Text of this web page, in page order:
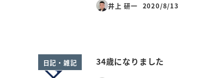
井上 研一
投稿日
2020/8/13
日記・雑記 34歳になりました